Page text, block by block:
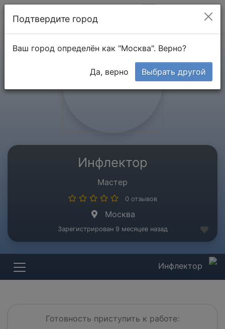
Инфлектор
Мастер
0 отзывов
Москва
Зарегистрирован 9 месяцев назад
Инфлектор
Готовность приступить к работе:
Подтвердите город
Ваш город определён как "Москва". Верно?
Да, верно Выбрать другой